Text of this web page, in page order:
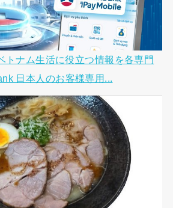
トナム生活に役立つ情報を各専門
日本人のお客様専用...